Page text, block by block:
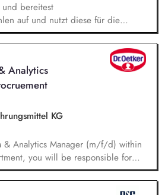
und bereitest
auf und nutzt diese für die
Weiterentwicklung unseres
anerkannten Berichtsstandards
und Weiterentwicklung
Footprints (CCF) unterstützt du
dem Team Maßnahmen zur
Du entwickelst ökologische
Klimaziele und Maßnahmen mit
sowie Erfolgskontrolle.
du das Projektmanagement bei
Windenergie, Photovoltaik,
Zukunftsthemen der
Analytics
KG
& Analytics Manager (m/f/d) within
you will be responsible for
data and translating
into data, system, and reporting